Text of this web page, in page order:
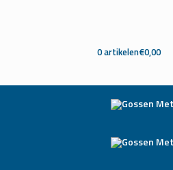
0 artikelen€0,00